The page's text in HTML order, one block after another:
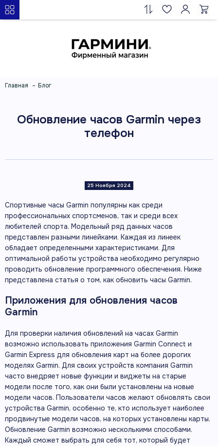
Главная Блог
Обновление часов Garmin через
телефон
25 Ноября 2024
Спортивные часы Garmin популярны как среди
профессиональных спортсменов, так и среди всех
любителей спорта. Модельный ряд данных часов
представлен разными линейками. Каждая из линеек
обладает определенными характеристиками. Для
оптимальной работы устройства необходимо регулярно
проводить обновление программного обеспечения. Ниже
представлена статья о том, как обновить часы Garmin.
Приложения для обновления часов
Garmin
Для проверки наличия обновлений на часах Garmin
возможно использовать приложения Garmin Connect и
Garmin Express для обновления карт на более дорогих
моделях Garmin. Для своих устройств компания Garmin
часто внедряет новые функции и виджеты на старые
модели после того, как они были установлены на новые
модели часов. Пользователи часов желают обновлять свои
устройства Garmin, особенно те, кто использует наиболее
продвинутые модели часов, на которых установлены карты.
Обновление Garmin возможно несколькими способами.
Каждый сможет выбрать для себя тот, который будет